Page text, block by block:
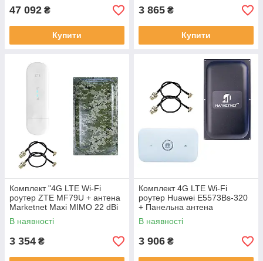
47 092 ₴
Купити
3 865 ₴
Купити
Комплект "4G LTE Wi-Fi
роутер ZTE MF79U + антена
Marketnet Maxi MIMO 22 dBi
(Мілітарі)"
В наявності
3 354 ₴
Комплект 4G LTE Wi-Fi
роутер Huawei E5573Bs-320
+ Панельна антена
MARKETNET Maxi MIMO 22
dBi
В наявності
3 906 ₴